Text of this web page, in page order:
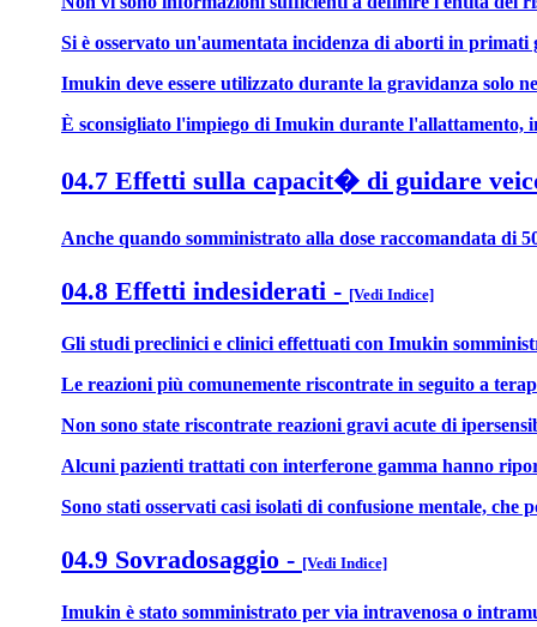
Si è osservato un'aumentata incidenza di aborti in
Imukin deve essere utilizzato durante la gravidanza solo
È sconsigliato l'impiego di Imukin durante l'allattamento,
04.7 Effetti sulla capacit� di guidare
Anche quando somministrato alla dose raccomandata di
04.8 Effetti indesiderati - [Vedi Indice]
Gli studi preclinici e clinici effettuati con Imukin
Le reazioni più comunemente riscontrate in seguito a
Non sono state riscontrate reazioni gravi acute di
Alcuni pazienti trattati con interferone gamma hanno
Sono stati osservati casi isolati di confusione mentale,
04.9 Sovradosaggio - [Vedi Indice]
Imukin è stato somministrato per via intravenosa o